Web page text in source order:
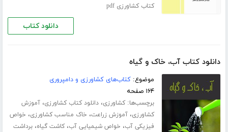
کتاب کشاورزی pdf
دانلود کتاب
دانلود کتاب آب، خاک و گیاه
موضوع:کتاب‌های کشاورزی و دامپروری
۱۶۴ صفحه
برچسب‌ها:کشاورزی،دانلود کتاب کشاورزی،آموزش
کشاورزی،آموزش زراعت، خاک مناسب کشاورزی، خواص
فیزیکی آب، خواص شیمیایی آب،کاشت گیاه،برداشت